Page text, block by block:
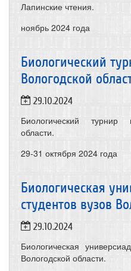
Лапинские чтения.
ноябрь 2024 года
Биологический
Вологодской
29.10.2024
Биологический турнир
области.
29-31 октября 2024 года
Биологическая
студентов вузов
29.10.2024
Биологическая
Вологодской области.